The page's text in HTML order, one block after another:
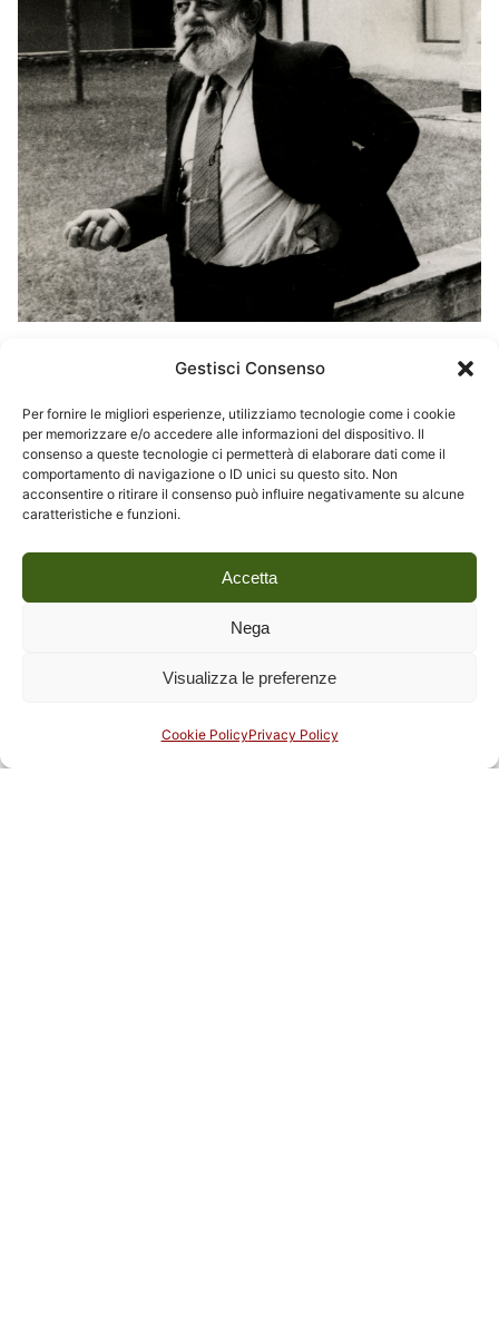
Gestisci Consenso
Per fornire le migliori esperienze, utilizziamo tecnologie come i cookie
per memorizzare e/o accedere alle informazioni del dispositivo. Il
consenso a queste tecnologie ci permetterà di elaborare dati come il
comportamento di navigazione o ID unici su questo sito. Non
acconsentire o ritirare il consenso può influire negativamente su alcune
caratteristiche e funzioni.
Accetta
Nega
Visualizza le preferenze
Cookie PolicyPrivacy Policy
Pier Carlo Santini (Lucca, 20 aprile 1924 – Lucca,
28 giugno 1993),…Continua a leggereArchivio
Pier Carlo Santini